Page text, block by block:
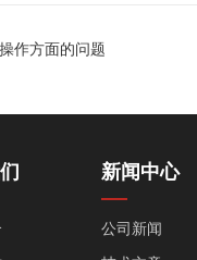
作方面的问题
新闻中心
公司新闻